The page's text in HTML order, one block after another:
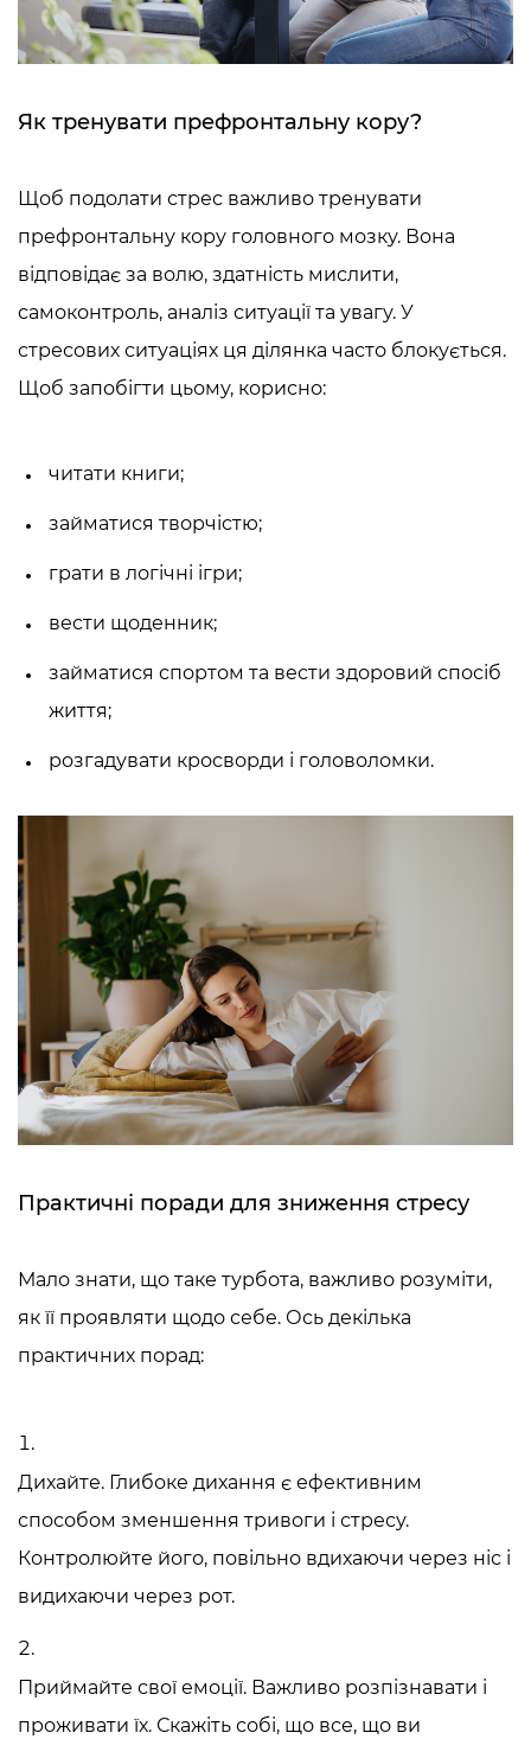
Як тренувати префронтальну кору?
Щоб подолати стрес важливо тренувати
префронтальну кору головного мозку. Вона
відповідає за волю, здатність мислити,
самоконтроль, аналіз ситуації та увагу. У
стресових ситуаціях ця ділянка часто блокується.
Щоб запобігти цьому, корисно:
читати книги;
займатися творчістю;
грати в логічні ігри;
вести щоденник;
займатися спортом та вести здоровий спосіб
життя;
розгадувати кросворди і головоломки.
Практичні поради для зниження стресу
Мало знати, що таке турбота, важливо розуміти,
як її проявляти щодо себе. Ось декілька
практичних порад:
Дихайте. Глибоке дихання є ефективним
способом зменшення тривоги і стресу.
Контролюйте його, повільно вдихаючи через ніс і
видихаючи через рот.
Приймайте свої емоції. Важливо розпізнавати і
проживати їх. Скажіть собі, що все, що ви